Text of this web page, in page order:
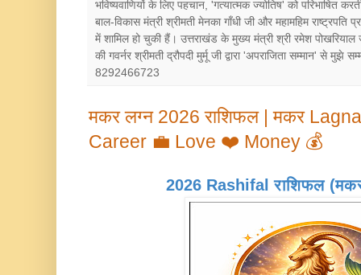
भविष्यवाणियों के लिए पहचान, 'गत्यात्मक ज्योतिष' को परिभाषित
बाल-विकास मंत्री श्रीमती मेनका गाँधी जी और महामहिम
में शामिल हो चुकी हैं। उत्तराखंड के मुख्य मंत्री श्री रमेश पोखरियाल
की गवर्नर श्रीमती द्रौपदी मुर्मू जी द्वारा 'अपराजिता सम्मान' से
8292466723
मकर लग्न 2026 राशिफल | मकर
Career 💼 Love ❤️ Money 💰
2026 Rashifal राशिफल